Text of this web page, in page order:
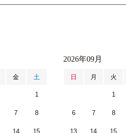
金 土
1
7 8
14 15
2026年09月
日 月 火
1
6 7 8
13 14 15